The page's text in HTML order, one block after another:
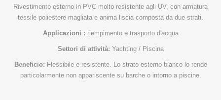
Rivestimento esterno in PVC molto resistente agli UV, con armatura
tessile poliestere magliata e anima liscia composta da due strati.
Applicazioni : riempimento e trasporto d'acqua
Settori di attività: Yachting / Piscina
Beneficio: Flessibile e resistente. Lo strato esterno bianco lo rende
particolarmente non appariscente su barche o intorno a piscine.